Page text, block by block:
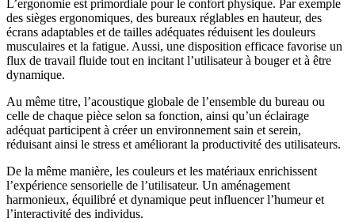
L’ergonomie est primordiale pour le confort physique. Par exemple
des sièges ergonomiques, des bureaux réglables en hauteur, des
écrans adaptables et de tailles adéquates réduisent les douleurs
musculaires et la fatigue. Aussi, une disposition efficace favorise un
flux de travail fluide tout en incitant l’utilisateur à bouger et à être
dynamique.
Au même titre, l’acoustique globale de l’ensemble du bureau ou
celle de chaque pièce selon sa fonction, ainsi qu’un éclairage
adéquat participent à créer un environnement sain et serein,
réduisant ainsi le stress et améliorant la productivité des utilisateurs.
De la même manière, les couleurs et les matériaux enrichissent
l’expérience sensorielle de l’utilisateur. Un aménagement
harmonieux, équilibré et dynamique peut influencer l’humeur et
l’interactivité des individus.